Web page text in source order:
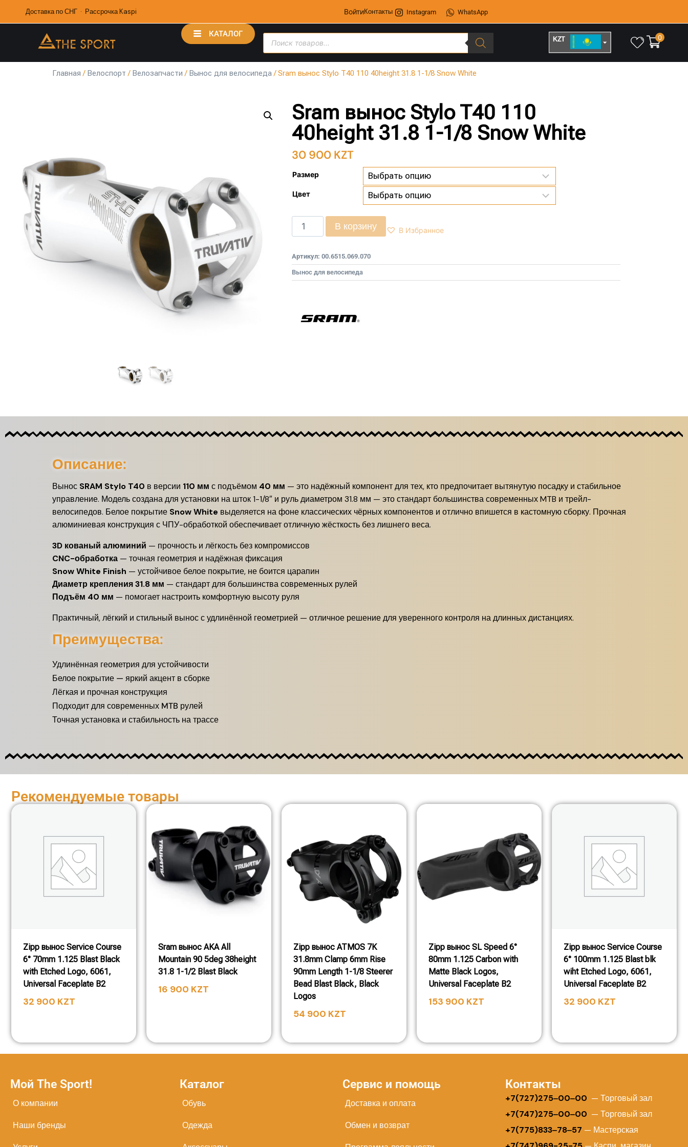
Доставка по СНГ · Рассрочка Kaspi ВойтиКонтакты Instagram WhatsApp
КАТАЛОГ
KZT 0
Главная / Велоспорт / Велозапчасти / Вынос для велосипеда/ Sram вынос Stylo T40 110 40height 31.8 1-1/8 Snow White
Sram вынос Stylo T40 110
40height 31.8 1-1/8 Snow White
30 900 KZT
Размер
Цвет
В корзину В Избранное
Артикул: 00.6515.069.070
Вынос для велосипеда
Описание:
Вынос SRAM Stylo T40 в версии 110 мм с подъёмом 40 мм — это надёжный компонент для тех, кто предпочитает вытянутую посадку и стабильное
управление. Модель создана для установки на шток 1-1/8″ и руль диаметром 31.8 мм — это стандарт большинства современных MTB и трейл-
велосипедов. Белое покрытие Snow White выделяется на фоне классических чёрных компонентов и отлично впишется в кастомную сборку. Прочная
алюминиевая конструкция с ЧПУ-обработкой обеспечивает отличную жёсткость без лишнего веса.
3D кованый алюминий — прочность и лёгкость без компромиссов
CNC-обработка — точная геометрия и надёжная фиксация
Snow White Finish — устойчивое белое покрытие, не боится царапин
Диаметр крепления 31.8 мм — стандарт для большинства современных рулей
Подъём 40 мм — помогает настроить комфортную высоту руля
Практичный, лёгкий и стильный вынос с удлинённой геометрией — отличное решение для уверенного контроля на длинных дистанциях.
Преимущества:
Удлинённая геометрия для устойчивости
Белое покрытие — яркий акцент в сборке
Лёгкая и прочная конструкция
Подходит для современных MTB рулей
Точная установка и стабильность на трассе
Рекомендуемые товары
Zipp вынос Service Course
6° 70mm 1.125 Blast Black
with Etched Logo, 6061,
Universal Faceplate B2
32 900 KZT
Sram вынос AKA All
Mountain 90 5deg 38height
31.8 1-1/2 Blast Black
16 900 KZT
Zipp вынос ATMOS 7K
31.8mm Clamp 6mm Rise
90mm Length 1-1/8 Steerer
Bead Blast Black, Black
Logos
54 900 KZT
Zipp вынос SL Speed 6°
80mm 1.125 Carbon with
Matte Black Logos,
Universal Faceplate B2
153 900 KZT
Zipp вынос Service Course
6° 100mm 1.125 Blast blk
wiht Etched Logo, 6061,
Universal Faceplate B2
32 900 KZT
Мой The Sport!
О компании
Наши бренды
Каталог
Обувь
Одежда
Сервис и помощь
Доставка и оплата
Обмен и возврат
Контакты
+7(727)275‒00‒00 — Торговый зал
+7(747)275‒00‒00 — Торговый зал
+7(775)833‒78‒57 — Мастерская